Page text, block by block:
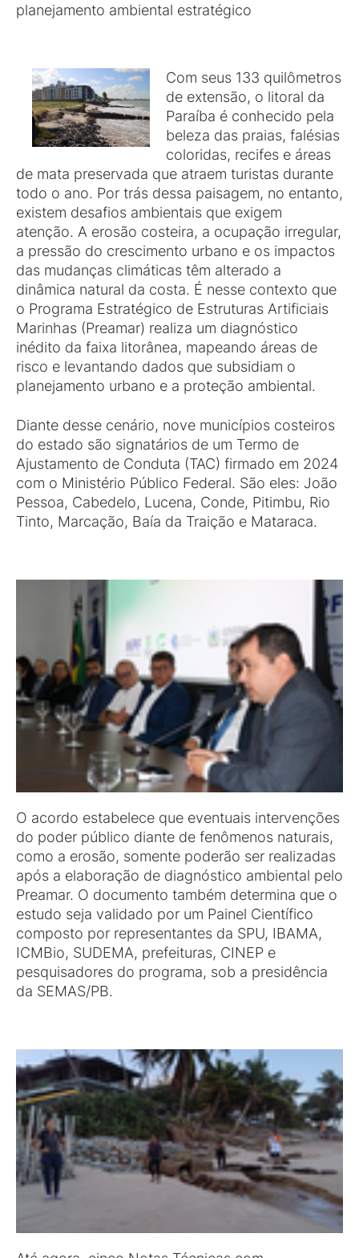
planejamento ambiental estratégico
Com seus 133 quilômetros
de extensão, o litoral da
Paraíba é conhecido pela
beleza das praias, falésias
coloridas, recifes e áreas
de mata preservada que atraem turistas durante
todo o ano. Por trás dessa paisagem, no entanto,
existem desafios ambientais que exigem
atenção. A erosão costeira, a ocupação irregular,
a pressão do crescimento urbano e os impactos
das mudanças climáticas têm alterado a
dinâmica natural da costa. É nesse contexto que
o Programa Estratégico de Estruturas Artificiais
Marinhas (Preamar) realiza um diagnóstico
inédito da faixa litorânea, mapeando áreas de
risco e levantando dados que subsidiam o
planejamento urbano e a proteção ambiental.
Diante desse cenário, nove municípios costeiros
do estado são signatários de um Termo de
Ajustamento de Conduta (TAC) firmado em 2024
com o Ministério Público Federal. São eles: João
Pessoa, Cabedelo, Lucena, Conde, Pitimbu, Rio
Tinto, Marcação, Baía da Traição e Mataraca.
O acordo estabelece que eventuais intervenções
do poder público diante de fenômenos naturais,
como a erosão, somente poderão ser realizadas
após a elaboração de diagnóstico ambiental pelo
Preamar. O documento também determina que o
estudo seja validado por um Painel Científico
composto por representantes da SPU, IBAMA,
ICMBio, SUDEMA, prefeituras, CINEP e
pesquisadores do programa, sob a presidência
da SEMAS/PB.